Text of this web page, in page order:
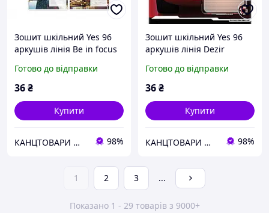
Зошит шкільний Yes 96
аркушів лінія Be in focus
Готово до відправки
36₴
Купити
КАНЦТОВАРИ ШКОЛА ТВОРЧІСТЬ 98%
Зошит шкільний Yes 96
аркушів лінія Dezir
Готово до відправки
36₴
Купити
КАНЦТОВАРИ ШКОЛА ТВОРЧІСТЬ 98%
1 2 3 ...
Показано 1 - 29 товарів з 9000+